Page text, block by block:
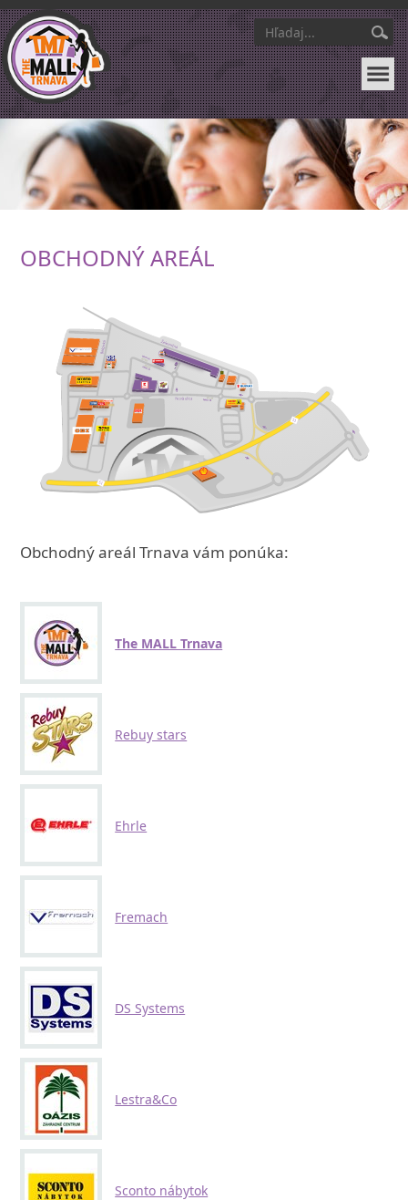
OBCHODNÝ AREÁL
Obchodný areál Trnava vám ponúka:
The MALL Trnava
Rebuy stars
Ehrle
Fremach
DS Systems
Lestra&Co
Sconto nábytok